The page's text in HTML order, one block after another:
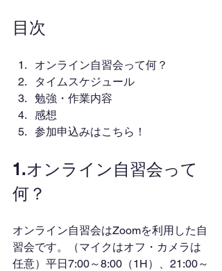
目次
オンライン自習会って何？
タイムスケジュール
勉強・作業内容
感想
参加申込みはこちら！
1.オンライン自習会って
何？
オンライン自習会はZoomを利用した自
習会です。（マイクはオフ・カメラは
任意）平日7:00～8:00（1H）、21:00～